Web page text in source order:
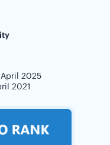
2025
2021